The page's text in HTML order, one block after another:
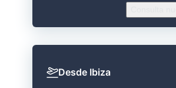
Desde Ibiza